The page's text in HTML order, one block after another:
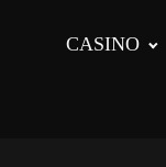
CASINO